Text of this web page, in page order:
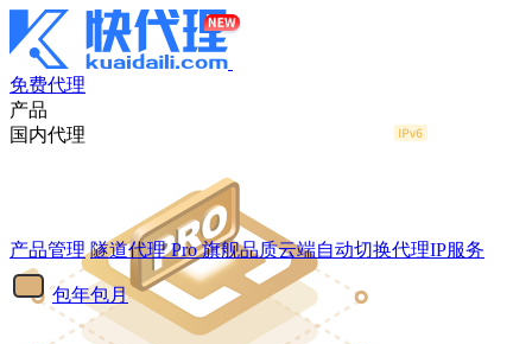
免费代理
产品
国内代理
产品管理 隧道代理Pro 旗舰品质云端自动切换代理IP服务
包年包月